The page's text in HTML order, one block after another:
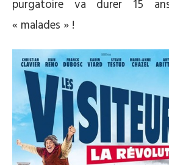
purgatoire va durer 15
« malades » !